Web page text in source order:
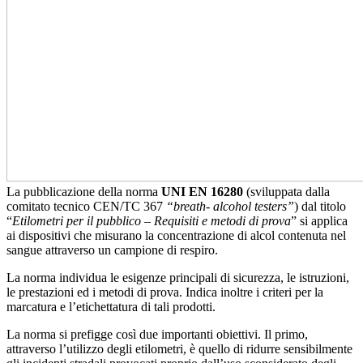
La pubblicazione della norma UNI EN 16280 (sviluppata dalla
comitato tecnico CEN/TC 367 “breath- alcohol testers”) dal titolo
“Etilometri per il pubblico – Requisiti e metodi di prova” si applica
ai dispositivi che misurano la concentrazione di alcol contenuta nel
sangue attraverso un campione di respiro.
La norma individua le esigenze principali di sicurezza, le istruzioni,
le prestazioni ed i metodi di prova. Indica inoltre i criteri per la
marcatura e l’etichettatura di tali prodotti.
La norma si prefigge così due importanti obiettivi. Il primo,
attraverso l’utilizzo degli etilometri, è quello di ridurre sensibilmente